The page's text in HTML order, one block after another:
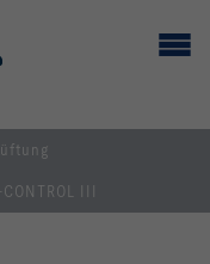
CONTROL III